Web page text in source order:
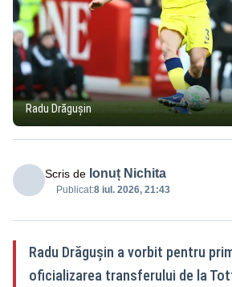
Radu Drăgușin
Scris de Ionuț Nichita
Publicat:8 iul. 2026, 21:43
Radu Drăgușin a vorbit pentru
oficializarea transferului de la